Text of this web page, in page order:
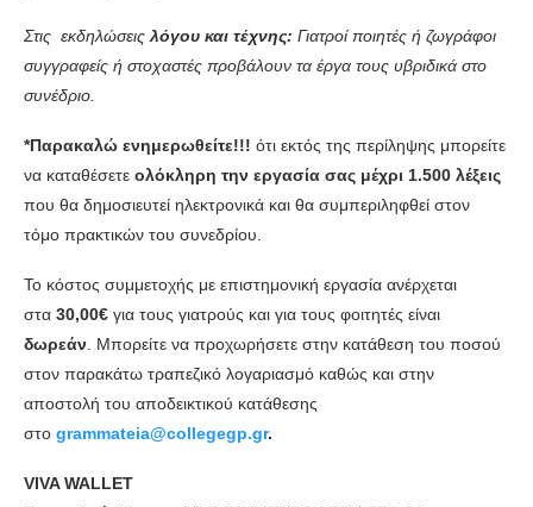
Στις εκδηλώσεις λόγου και τέχνης: Γιατροί ποιητές ή ζωγράφοι
συγγραφείς ή στοχαστές προβάλουν τα έργα τους υβριδικά στο
συνέδριο.
*Παρακαλώ ενημερωθείτε!!! ότι εκτός της περίληψης μπορείτε
να καταθέσετε ολόκληρη την εργασία σας μέχρι 1.500 λέξεις
που θα δημοσιευτεί ηλεκτρονικά και θα συμπεριληφθεί στον
τόμο πρακτικών του συνεδρίου.
Το κόστος συμμετοχής με επιστημονική εργασία ανέρχεται
στα 30,00€ για τους γιατρούς και για τους φοιτητές είναι
δωρεάν . Μπορείτε να προχωρήσετε στην κατάθεση του ποσού
στον παρακάτω τραπεζικό λογαριασμό καθώς και στην
αποστολή του αποδεικτικού κατάθεσης
στο grammateia@collegegp.gr.
VIVA WALLET